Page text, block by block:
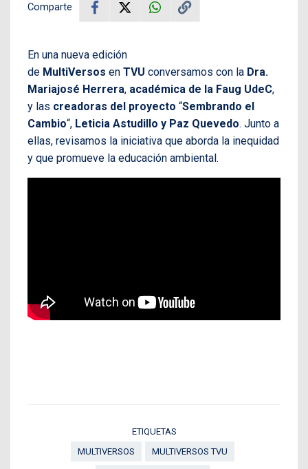
Comparte
En una nueva edición
de MultiVersos en TVU conversamos con la Dra.
Mariajosé Herrera, académica de la Faug UdeC,
y las creadoras del proyecto “Sembrando el
Cambio“, Leticia Astudillo y Paz Quevedo. Junto a
ellas, revisamos la iniciativa que aborda la inequidad
y que promueve la educación ambiental.
ETIQUETAS
MULTIVERSOS
MULTIVERSOS TVU